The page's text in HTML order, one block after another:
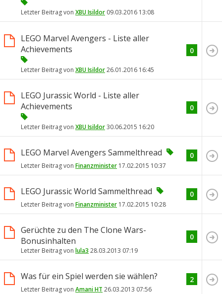
Letzter Beitrag von XBU Isildor 09.03.2016 13:08
LEGO Marvel Avengers - Liste aller
Achievements
Letzter Beitrag von XBU Isildor26.01.2016 16:45
0
LEGO Jurassic World - Liste aller
Achievements
Letzter Beitrag von XBU Isildor30.06.2015 16:20
0
LEGO Marvel Avengers Sammelthread
Letzter Beitrag von Finanzminister 17.02.2015 10:37
0
LEGO Jurassic World Sammelthread
Letzter Beitrag von Finanzminister 17.02.2015 10:28
0
Gerüchte zu den The Clone Wars-
Bonusinhalten
Letzter Beitrag von lula3 28.03.2013 07:19
0
Was für ein Spiel werden sie wählen?
Letzter Beitrag von Amani HT 26.03.2013 07:56
2